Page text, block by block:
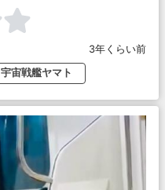
3年くらい前
宇宙戦艦ヤマト